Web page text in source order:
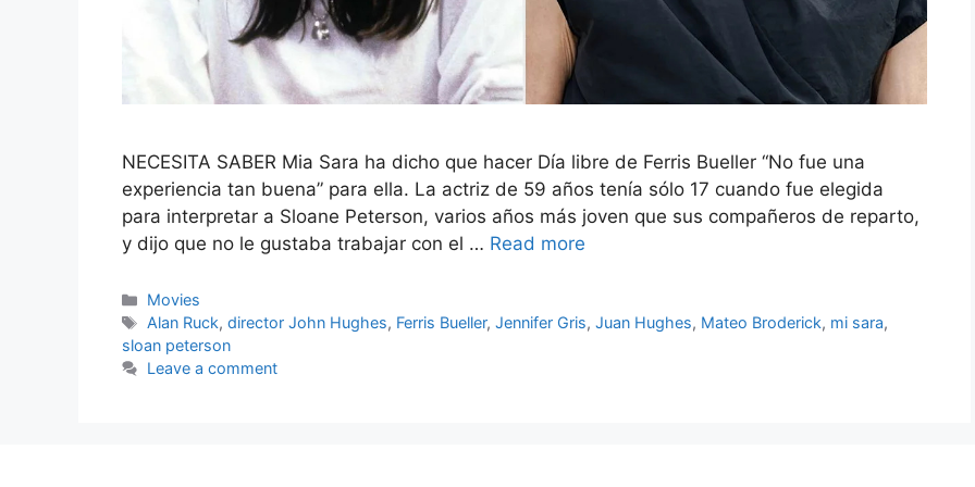
NECESITA SABER Mia Sara ha dicho que hacer Día libre de Ferris Bueller “No fue una
experiencia tan buena” para ella. La actriz de 59 años tenía sólo 17 cuando fue elegida
para interpretar a Sloane Peterson, varios años más joven que sus compañeros de reparto,
y dijo que no le gustaba trabajar con el … Read more
Categories
Movies
Tags
Alan Ruck,director John Hughes, Ferris Bueller,Jennifer Gris,Juan Hughes, Mateo Broderick, mi sara,
sloan peterson
Leave a comment